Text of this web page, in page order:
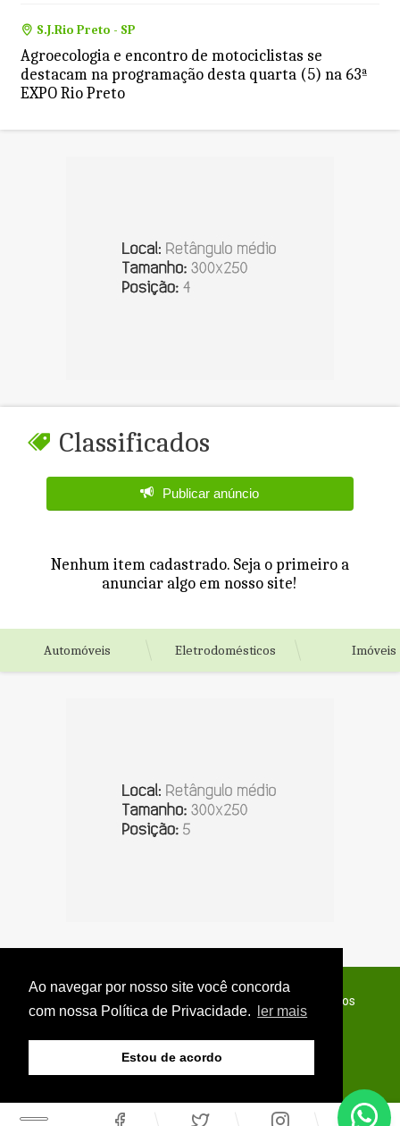
Ao navegar por nosso site você concorda
com nossa Política de Privacidade.
ler mais
Estou de acordo
S.J.Rio Preto - SP
Agroecologia e encontro de motociclistas se
destacam na programação desta quarta (5) na 63ª
EXPO Rio Preto
Classificados
Publicar anúncio
Nenhum item cadastrado. Seja o primeiro a
anunciar algo em nosso site!
Automóveis Eletrodomésticos Imóveis
© Copyright 2026 - Jornal do Interior - Todos os direitos
reservados